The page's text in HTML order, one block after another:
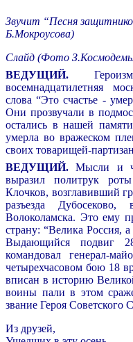
Звучит “Песня
Б.Мокроусова)
Слайд (Фото
ВЕДУЩИЙ.
восемнадцатилетняя
слова “Это счастье -
Они прозвучали в
остались в нашей
умерла во вражеском
своих товарищей-
ВЕДУЩИЙ. Мысли и
выразил политрук
Клочков, возглавивший
разъезда
Волоколамска. Это ему
страну: “Велика Россия,
Выдающийся подвиг
командовал генерал-
четырехчасовом бою 18
вписан в историю
воины пали в этом
звание Героя Советского
Из друзей,